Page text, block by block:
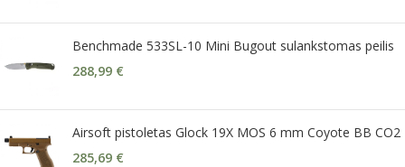
Benchmade 533SL-10 Mini Bugout sulankstomas peilis
288,99 €
Airsoft pistoletas Glock 19X MOS 6 mm Coyote BB CO2
285,69 €